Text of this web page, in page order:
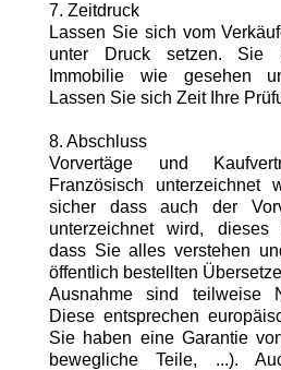
7. Zeitdruck
Lassen Sie sich vom
unter Druck setzen. Sie
Immobilie wie gesehen
Lassen Sie sich Zeit Ihre
8. Abschluss
Vorvertäge und
Französisch unterzeichnet
sicher dass auch der
unterzeichnet wird, dieses
dass Sie alles verstehen
öffentlich bestellten
Ausnahme sind teilweise
Diese entsprechen
Sie haben eine Garantie
bewegliche Teile, ...).